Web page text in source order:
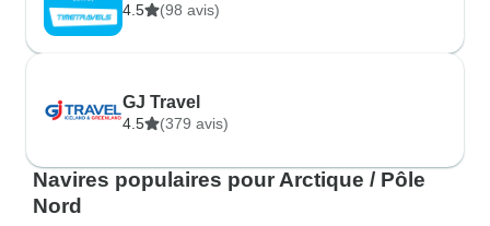
4.5 (98 avis)
GJ Travel
4.5 (379 avis)
Navires populaires pour Arctique / Pôle
Nord